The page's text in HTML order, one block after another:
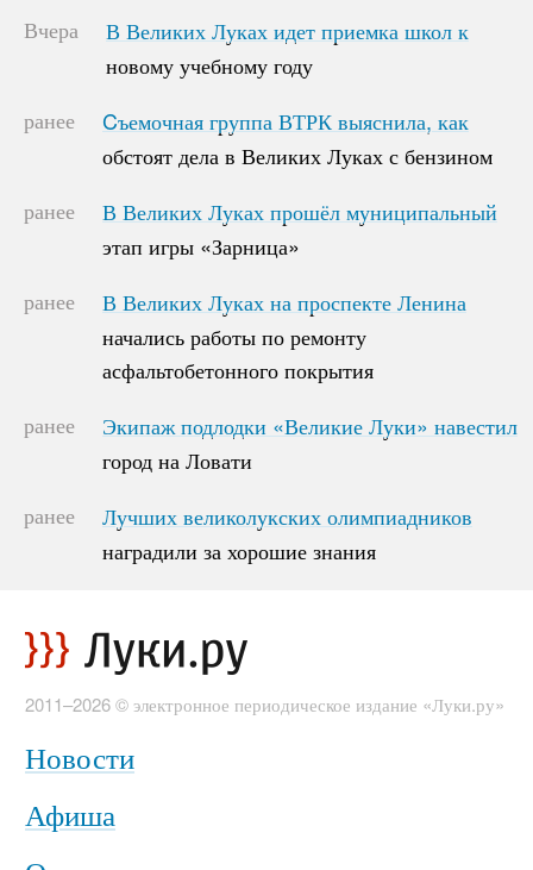
Вчера
В Великих Луках идет приемка школ к
новому учебному году
В Великих Луках идет приемка школ к
новому учебному году
ранее
Cъемочная группа ВТРК выяснила, как
обстоят дела в Великих Луках с бензином
Cъемочная группа ВТРК выяснила, как
обстоят дела в Великих Луках с бензином
ранее
В Великих Луках прошёл муниципальный
этап игры «Зарница»
В Великих Луках прошёл муниципальный
этап игры «Зарница»
ранее
В Великих Луках на проспекте Ленина
начались работы по ремонту
асфальтобетонного покрытия
В Великих Луках на проспекте Ленина
начались работы по ремонту
асфальтобетонного покрытия
ранее
Экипаж подлодки «Великие Луки» навестил
город на Ловати
Экипаж подлодки «Великие Луки» навестил
город на Ловати
ранее
Лучших великолукских олимпиадников
наградили за хорошие знания
Лучших великолукских олимпиадников
наградили за хорошие знания
2011–2026 © электронное периодическое издание «Луки.ру»
Новости
Афиша